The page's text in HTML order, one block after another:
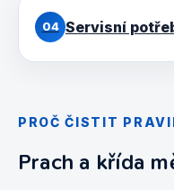
04 Servisní
PROČ ČISTIT
Prach a křída